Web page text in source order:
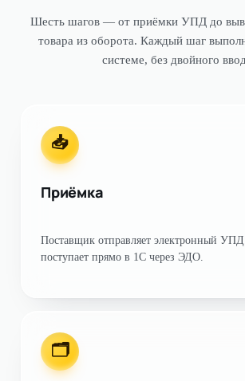
Шесть шагов — от приёмки УПД до
товара из оборота. Каждый шаг
системе, без двойного
📥
Приёмка
Поставщик отправляет электронный
поступает прямо в 1С через ЭДО.
🗂